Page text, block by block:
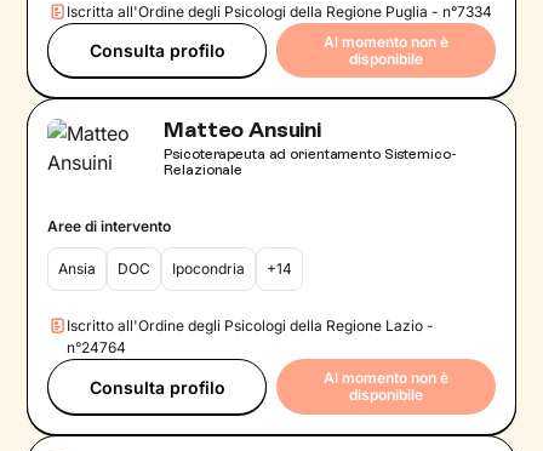
Iscritta all'Ordine degli Psicologi della Regione Puglia - n°7334
Consulta profilo
Al momento non è
disponibile
Matteo Ansuini
Psicoterapeuta ad orientamento Sistemico-
Relazionale
Aree di intervento
Ansia DOC Ipocondria +14
Iscritto all'Ordine degli Psicologi della Regione Lazio -
n°24764
Consulta profilo
Al momento non è
disponibile